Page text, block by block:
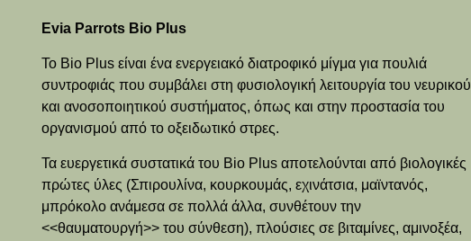
Evia Parrots Bio Plus
Το Bio Plus είναι ένα ενεργειακό διατροφικό μίγμα για πουλιά
συντροφιάς που συμβάλει στη φυσιολογική λειτουργία του νευρικού
και ανοσοποιητικού συστήματος, όπως και στην προστασία του
οργανισμού από το οξειδωτικό στρες.
Τα ευεργετικά συστατικά του Bio Plus αποτελούνται από βιολογικές
πρώτες ύλες (Σπιρουλίνα, κουρκουμάς, εχινάτσια, μαϊντανός,
μπρόκολο ανάμεσα σε πολλά άλλα, συνθέτουν την
<<θαυματουργή>> του σύνθεση), πλούσιες σε βιταμίνες, αμινοξέα,